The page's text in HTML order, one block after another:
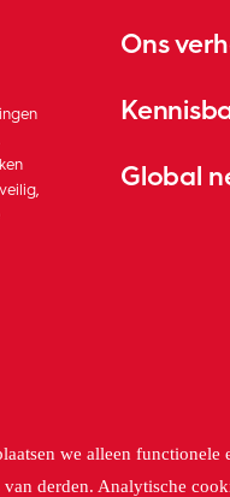
we alleen functionele
derden. Analytische
Ons
Global